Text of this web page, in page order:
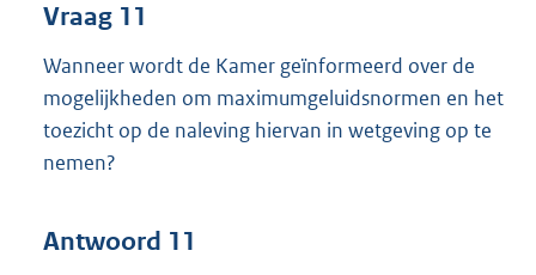
Vraag 11
Wanneer wordt de Kamer geïnformeerd over de
mogelijkheden om maximumgeluidsnormen en het
toezicht op de naleving hiervan in wetgeving op te
nemen?
Antwoord 11